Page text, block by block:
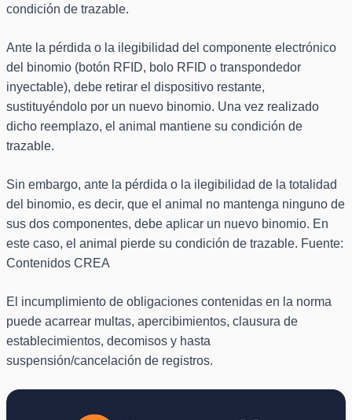
condición de trazable.
Ante la pérdida o la ilegibilidad del componente electrónico
del binomio (botón RFID, bolo RFID o transpondedor
inyectable), debe retirar el dispositivo restante,
sustituyéndolo por un nuevo binomio. Una vez realizado
dicho reemplazo, el animal mantiene su condición de
trazable.
Sin embargo, ante la pérdida o la ilegibilidad de la totalidad
del binomio, es decir, que el animal no mantenga ninguno de
sus dos componentes, debe aplicar un nuevo binomio. En
este caso, el animal pierde su condición de trazable. Fuente:
Contenidos CREA
El incumplimiento de obligaciones contenidas en la norma
puede acarrear multas, apercibimientos, clausura de
establecimientos, decomisos y hasta
suspensión/cancelación de registros.